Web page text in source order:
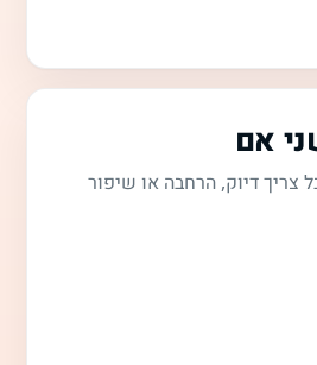
אם
צריך דיוק, הרחבה או שיפור